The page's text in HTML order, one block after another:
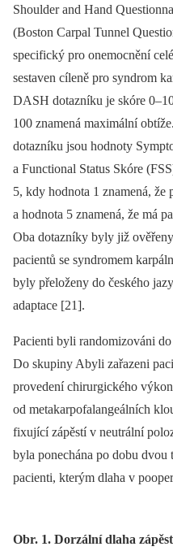
Shoulder and Hand
(Boston Carpal Tunnel
specifický pro onemocnění
sestaven cíleně pro syndrom
DASH dotazníku je skóre
100 znamená maximální
dotazníku jsou hodnoty
a Functional Status Skóre
5, kdy hodnota 1 znamená, že
a hodnota 5 znamená, že má
Oba dotazníky byly již
pacientů se syndromem
byly přeloženy do českého
adaptace [21].
Pacienti byli randomizováni
Do skupiny Abyli zařazeni
provedení chirurgického
od metakarpofalangeálních
fixující zápěstí v neutrální
byla ponechána po dobu
pacienti, kterým dlaha v
Obr. 1. Dorzální dlaha